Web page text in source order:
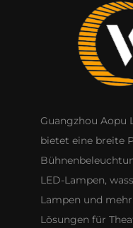
Guangzhou Aopu
bietet eine breite
LED-Lampen,
Lampen und
Lösungen für